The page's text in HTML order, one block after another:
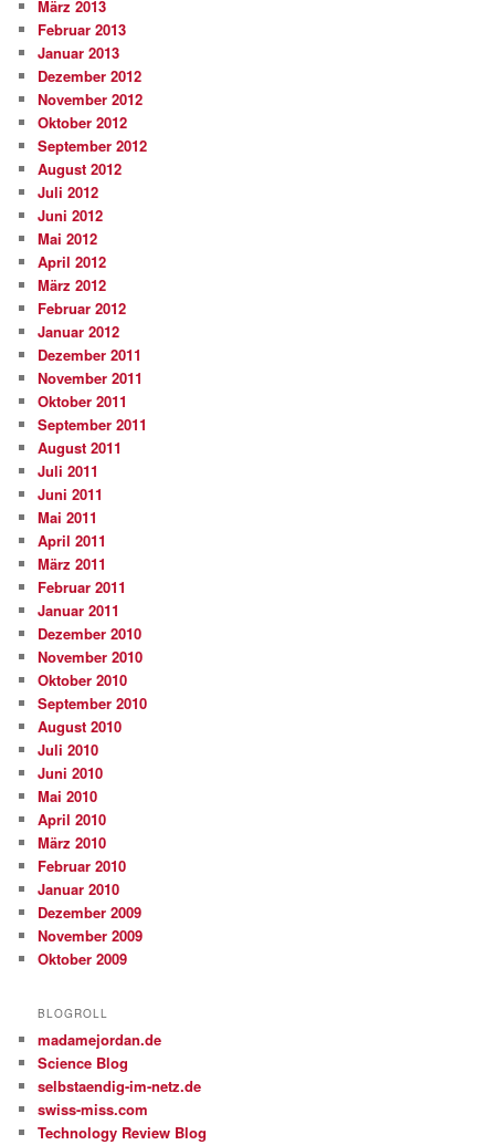
März 2013
Februar 2013
Januar 2013
Dezember 2012
November 2012
Oktober 2012
September 2012
August 2012
Juli 2012
Juni 2012
Mai 2012
April 2012
März 2012
Februar 2012
Januar 2012
Dezember 2011
November 2011
Oktober 2011
September 2011
August 2011
Juli 2011
Juni 2011
Mai 2011
April 2011
März 2011
Februar 2011
Januar 2011
Dezember 2010
November 2010
Oktober 2010
September 2010
August 2010
Juli 2010
Juni 2010
Mai 2010
April 2010
März 2010
Februar 2010
Januar 2010
Dezember 2009
November 2009
Oktober 2009
BLOGROLL
madamejordan.de
Science Blog
selbstaendig-im-netz.de
swiss-miss.com
Technology Review Blog